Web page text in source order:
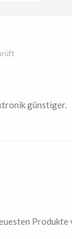
günstiger.
Produkte